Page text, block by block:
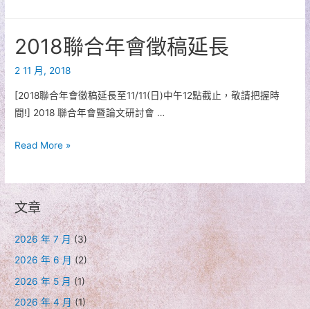
會
暨
文
研
會
程
表
2018聯合年會徵稿延長
2 11 月, 2018
[2018聯合年會徵稿延長至11/11(日)中午12點截止，敬請把握時
間!] 2018 聯合年會暨論文研討會 …
2018
會
徵
稿
延
長
Read More »
文章
2026 年 7 月 (3)
2026 年 6 月 (2)
2026 年 5 月(1)
2026 年 4 月(1)